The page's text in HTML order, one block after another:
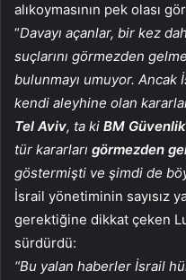
alıkoymasının pek olası
“Davayı açanlar, bir kez
suçlarını görmezden
bulunmayı umuyor. Ancak
kendi aleyhine olan
Tel Aviv, ta ki BM
tür kararları görmezden
göstermişti ve şimdi de
İsrail yönetiminin sayısız
gerektiğine dikkat çeken
sürdürdü:
“Bu yalan haberler İsrail